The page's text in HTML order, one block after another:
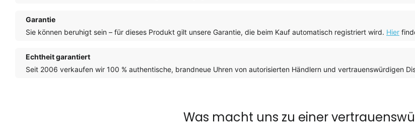
Garantie
Sie können beruhigt sein – für dieses Produkt gilt unsere Garantie, die beim Kauf automatisch registriert wird. Hier
Echtheit garantiert
Seit 2006 verkaufen wir 100 % authentische, brandneue Uhren von autorisierten Händlern und vertrauenswürdigen
Was macht uns zu einer